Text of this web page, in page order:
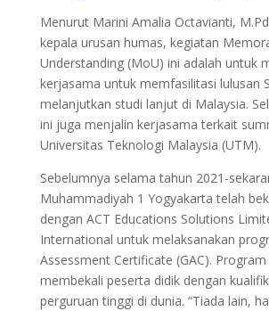
Menurut Marini Amalia Octavianti,
kepala urusan humas, kegiatan
Understanding (MoU) ini adalah untuk
kerjasama untuk memfasilitasi lulusan
melanjutkan studi lanjut di Malaysia.
ini juga menjalin kerjasama terkait
Universitas Teknologi Malaysia (UTM).
Sebelumnya selama tahun 2021-
Muhammadiyah 1 Yogyakarta telah
dengan ACT Educations Solutions
International untuk melaksanakan
Assessment Certificate (GAC). Program
membekali peserta didik dengan
perguruan tinggi di dunia. “Tiada lain,